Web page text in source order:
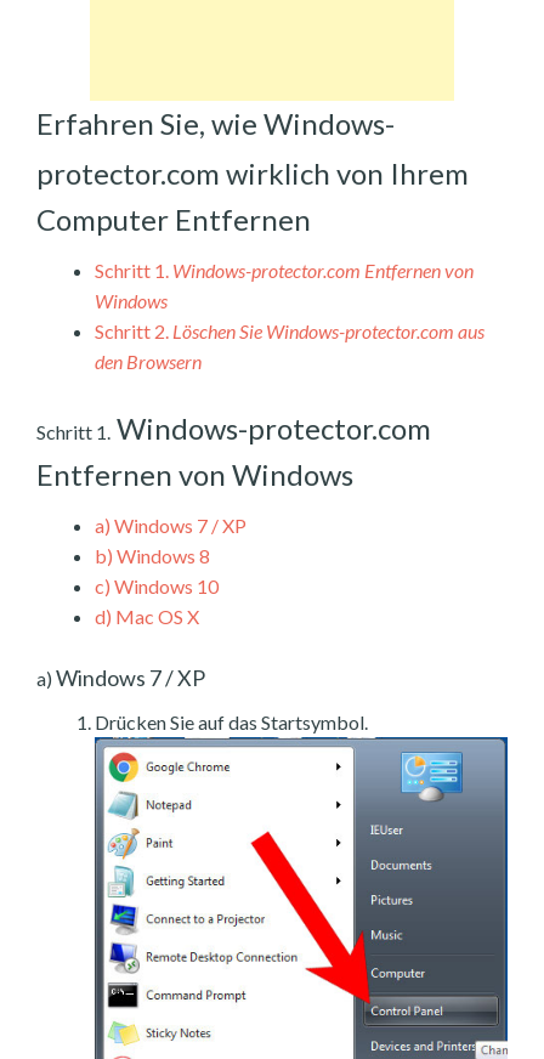
Erfahren Sie, wie Windows-
protector.com wirklich von Ihrem
Computer Entfernen
Schritt 1. Windows-protector.com Entfernen von
Windows
Schritt 2. Löschen Sie Windows-protector.com aus
den Browsern
Schritt 1. Windows-protector.com
Entfernen von Windows
a) Windows 7 / XP
b) Windows 8
c) Windows 10
d) Mac OS X
a) Windows 7 / XP
Drücken Sie auf das Startsymbol.